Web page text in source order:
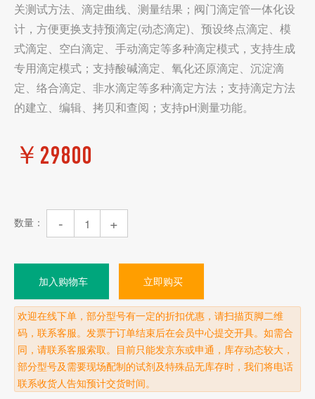
关测试方法、滴定曲线、测量结果；阀门滴定管一体化设
计，方便更换支持预滴定(动态滴定)、预设终点滴定、模
式滴定、空白滴定、手动滴定等多种滴定模式，支持生成
专用滴定模式；支持酸碱滴定、氧化还原滴定、沉淀滴
定、络合滴定、非水滴定等多种滴定方法；支持滴定方法
的建立、编辑、拷贝和查阅；支持pH测量功能。
￥ 29800
数量： - +
加入购物车 立即购买
欢迎在线下单，部分型号有一定的折扣优惠，请扫描页脚二维
码，联系客服。发票于订单结束后在会员中心提交开具。如需合
同，请联系客服索取。目前只能发京东或申通，库存动态较大，
部分型号及需要现场配制的试剂及特殊品无库存时，我们将电话
联系收货人告知预计交货时间。